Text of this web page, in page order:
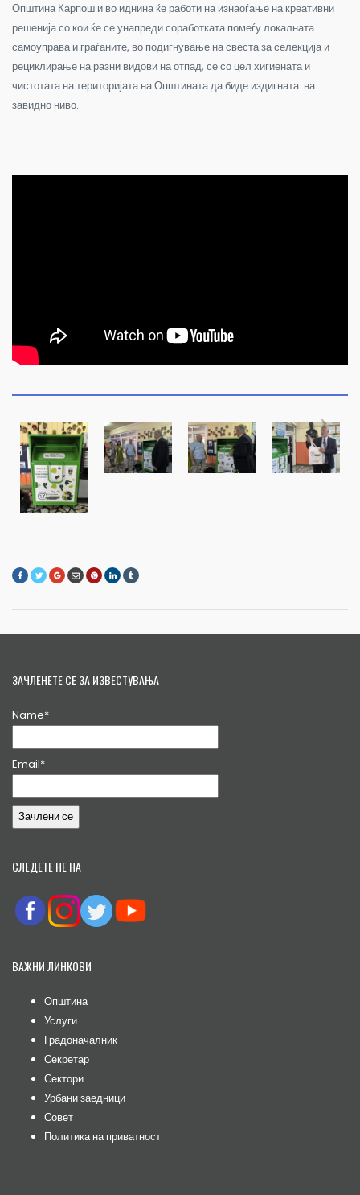
Општина Карпош и во иднина ќе работи на изнаоѓање на креативни
решенија со кои ќе се унапреди соработката помеѓу локалната
самоуправа и граѓаните, во подигнување на свеста за селекција и
рециклирање на разни видови на отпад, се со цел хигиената и
чистотата на територијата на Општината да биде издигната на
завидно ниво.
ЗАЧЛЕНЕТЕ СЕ ЗА ИЗВЕСТУВАЊА
Name*
Email*
СЛЕДЕТЕ НЕ НА
ВАЖНИ ЛИНКОВИ
Општина
Услуги
Градоначалник
Секретар
Сектори
Урбани заедници
Совет
Политика на приватност